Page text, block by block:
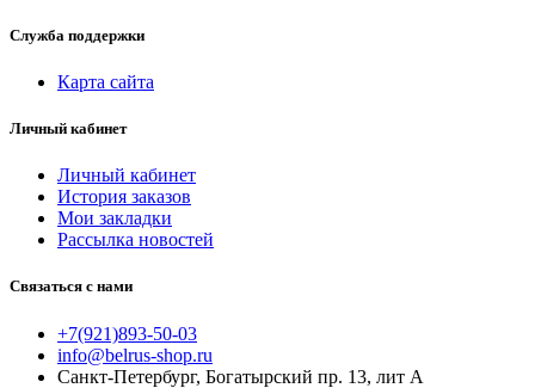
Служба поддержки
Карта сайта
Личный кабинет
Личный кабинет
История заказов
Мои закладки
Рассылка новостей
Связаться с нами
+7(921)893-50-03
info@belrus-shop.ru
Санкт-Петербург, Богатырский пр. 13, лит А